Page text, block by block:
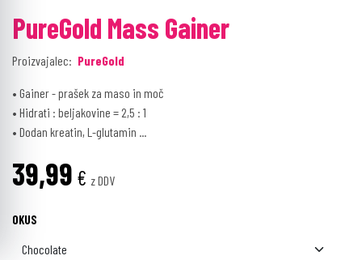
PureGold Mass Gainer
Proizvajalec: PureGold
• Gainer - prašek za maso in moč
• Hidrati : beljakovine = 2,5 : 1
• Dodan kreatin, L-glutamin ...
39,99 € z DDV
OKUS